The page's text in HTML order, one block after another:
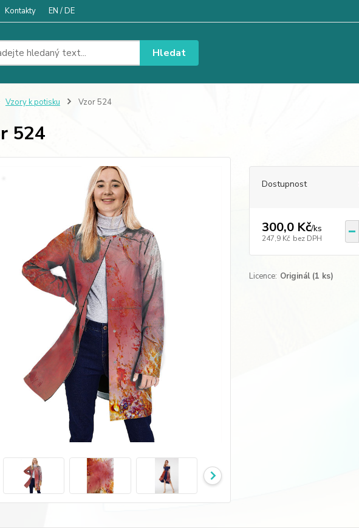
Kontakty EN / DE
Hledat
Vzory k potisku Vzor 524
524
Dostupnost
300,0 Kč/ks
247,9 Kč bez DPH
Licence: Originál (1 ks)